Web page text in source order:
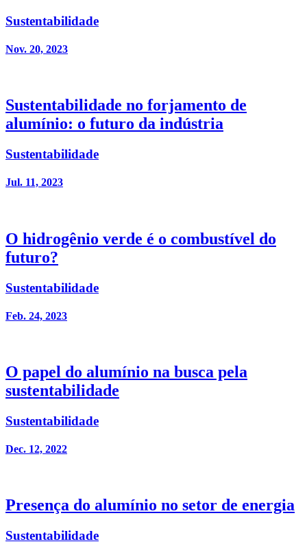
Sustentabilidade
Nov. 20, 2023
Sustentabilidade no forjamento de
alumínio: o futuro da indústria
Sustentabilidade
Jul. 11, 2023
O hidrogênio verde é o combustível do
futuro?
Sustentabilidade
Feb. 24, 2023
O papel do alumínio na busca pela
sustentabilidade
Sustentabilidade
Dec. 12, 2022
Presença do alumínio no setor de energia
Sustentabilidade